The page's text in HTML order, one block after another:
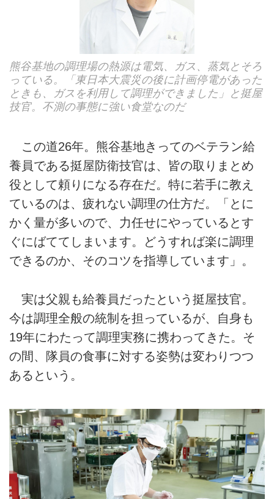
熊谷基地の調理場の熱源は電気、ガス、蒸気とそろ
っている。「東日本大震災の後に計画停電があった
ときも、ガスを利用して調理ができました」と挺屋
技官。不測の事態に強い食堂なのだ
この道26年。熊谷基地きってのベテラン給
養員である挺屋防衛技官は、皆の取りまとめ
役として頼りになる存在だ。特に若手に教え
ているのは、疲れない調理の仕方だ。「とに
かく量が多いので、力任せにやっているとす
ぐにばててしまいます。どうすれば楽に調理
できるのか、そのコツを指導しています」。
実は父親も給養員だったという挺屋技官。
今は調理全般の統制を担っているが、自身も
19年にわたって調理実務に携わってきた。そ
の間、隊員の食事に対する姿勢は変わりつつ
あるという。